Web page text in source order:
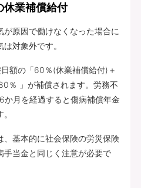
休業補償給付
原因で働けなくなった場合に
対象外です。
額の「60％(休業補償給付)＋
％ 」が補償されます。労務不
か月を経過すると傷病補償年金
、基本的に社会保険の労災保険
手当金と同じく注意が必要で